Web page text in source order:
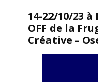
14-22/10/23
OFF de la
Créative –